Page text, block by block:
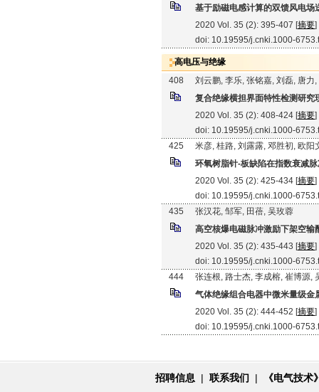
基于励磁电感计算的双馈风电场
2020 Vol. 35 (2): 395-407 [摘要]
doi: 10.19595/j.cnki.1000-
高电压与绝缘
408
刘云鹏, 李乐, 张铭嘉, 刘磊, 唐力
复合绝缘横担界面特性检测研究
2020 Vol. 35 (2): 408-424 [摘要]
doi: 10.19595/j.cnki.1000-
425
米彦, 桂路, 刘露露, 邓胜初, 欧阳
环氧树脂针-板缺陷在指数衰减
2020 Vol. 35 (2): 425-434 [摘要]
doi: 10.19595/j.cnki.1000-
435
张汉花, 邹军, 田蓓, 吴玫蓉
高空核爆电磁脉冲激励下架空输
2020 Vol. 35 (2): 435-443 [摘要]
doi: 10.19595/j.cnki.1000-
444
张连根, 路士杰, 李成榕, 崔博源,
气体绝缘组合电器中微米量级金
2020 Vol. 35 (2): 444-452 [摘要]
doi: 10.19595/j.cnki.1000-
招聘信息 | 联系我们 | 《电气技